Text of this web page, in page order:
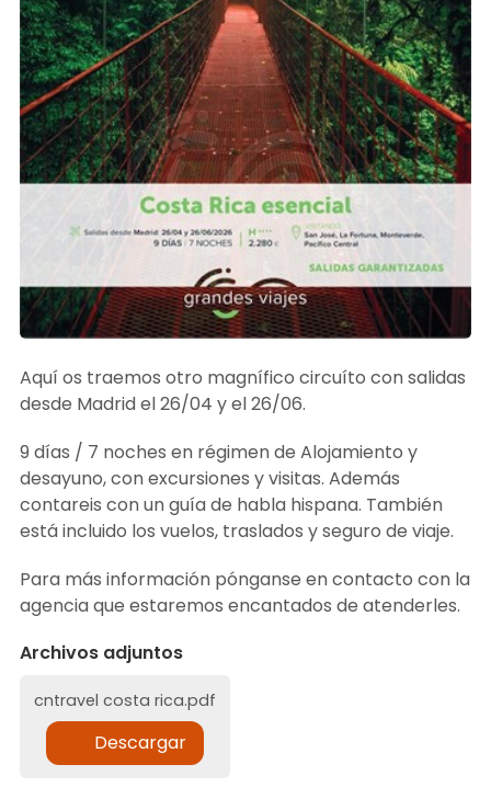
Aquí os traemos otro magnífico circuíto con salidas
desde Madrid el 26/04 y el 26/06.
9 días / 7 noches en régimen de Alojamiento y
desayuno, con excursiones y visitas. Además
contareis con un guía de habla hispana. También
está incluido los vuelos, traslados y seguro de viaje.
Para más información pónganse en contacto con la
agencia que estaremos encantados de atenderles.
Archivos adjuntos
cntravel costa rica.pdf
Descargar